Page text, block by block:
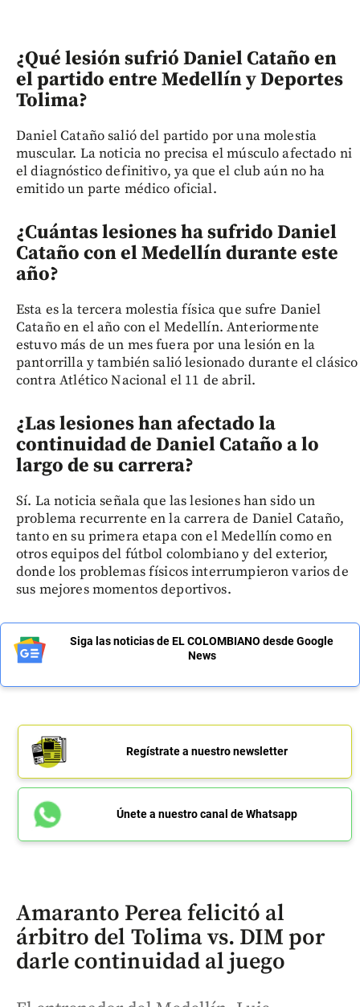
¿Qué lesión sufrió Daniel Cataño en
el partido entre Medellín y Deportes
Tolima?
Daniel Cataño salió del partido por una molestia
muscular. La noticia no precisa el músculo afectado ni
el diagnóstico definitivo, ya que el club aún no ha
emitido un parte médico oficial.
¿Cuántas lesiones ha sufrido Daniel
Cataño con el Medellín durante este
año?
Esta es la tercera molestia física que sufre Daniel
Cataño en el año con el Medellín. Anteriormente
estuvo más de un mes fuera por una lesión en la
pantorrilla y también salió lesionado durante el clásico
contra Atlético Nacional el 11 de abril.
¿Las lesiones han afectado la
continuidad de Daniel Cataño a lo
largo de su carrera?
Sí. La noticia señala que las lesiones han sido un
problema recurrente en la carrera de Daniel Cataño,
tanto en su primera etapa con el Medellín como en
otros equipos del fútbol colombiano y del exterior,
donde los problemas físicos interrumpieron varios de
sus mejores momentos deportivos.
Siga las noticias de EL COLOMBIANO desde Google
News
Regístrate a nuestro newsletter
Únete a nuestro canal de Whatsapp
Amaranto Perea felicitó al
árbitro del Tolima vs. DIM por
darle continuidad al juego